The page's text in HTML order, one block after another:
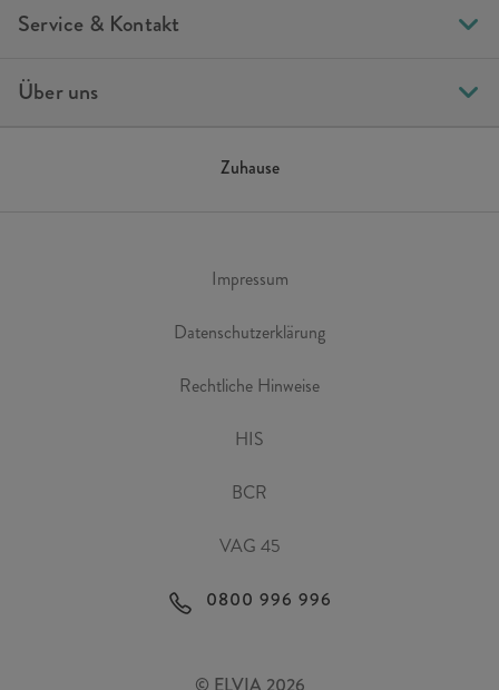
Service & Kontakt
Über uns
Impressum
Datenschutzerklärung
Rechtliche Hinweise
HIS
BCR
VAG 45
© ELVIA 2026
0800 996 996
Zuhause